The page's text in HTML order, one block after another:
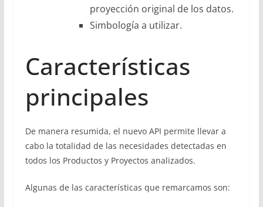
proyección original de los datos.
Simbología a utilizar.
Características
principales
De manera resumida, el nuevo API permite llevar a
cabo la totalidad de las necesidades detectadas en
todos los Productos y Proyectos analizados.
Algunas de las características que remarcamos son: